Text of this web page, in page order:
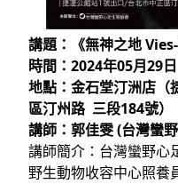
講題：《無神之地
時間：2024年05月29
地點：金石堂汀洲店（
區汀州路 三段184號）
講師：郭佳雯 (台灣蠻
講師簡介：台灣蠻野心
野生動物收容中心照養